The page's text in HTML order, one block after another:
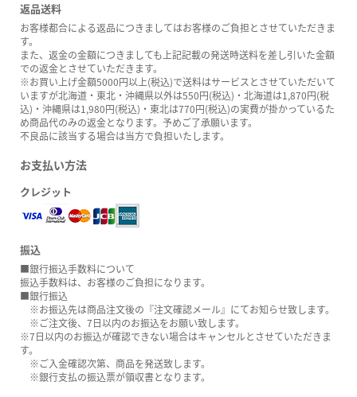
返品送料
お客様都合による返品につきましてはお客様のご負担とさせていただきま
す。
また、返金の金額につきましても上記記載の発送時送料を差し引いた金額
での返金とさせていただきます。
※お買い上げ金額5000円以上(税込)で送料はサービスとさせていただいて
いますが北海道・東北・沖縄県以外は550円(税込)・北海道は1,870円(税
込)・沖縄県は1,980円(税込)・東北は770円(税込)の実費が掛かっているた
め商品代のみの返金となります。予めご了承願います。
不良品に該当する場合は当方で負担いたします。
お支払い方法
クレジット
振込
■銀行振込手数料について
振込手数料は、お客様のご負担になります。
■銀行振込
※お振込先は商品注文後の『注文確認メール』にてお知らせ致します。
※ご注文後、7日以内のお振込をお願い致します。
※7日以内のお振込が確認できない場合はキャンセルとさせていただきま
す。
※ご入金確認次第、商品を発送致します。
※銀行支払の振込票が領収書となります。